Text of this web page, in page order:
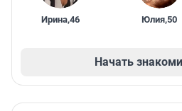
Ирина,46 Юлия,50
Начать